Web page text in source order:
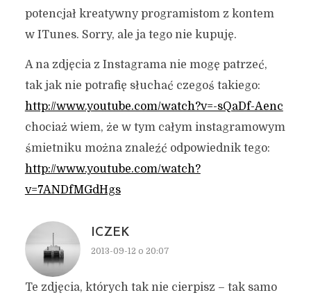
potencjał kreatywny programistom z kontem
w ITunes. Sorry, ale ja tego nie kupuję.
A na zdjęcia z Instagrama nie mogę patrzeć,
tak jak nie potrafię słuchać czegoś takiego:
http://www.youtube.com/watch?v=-sQaDf-Aenc
chociaż wiem, że w tym całym instagramowym
śmietniku można znaleźć odpowiednik tego:
http://www.youtube.com/watch?
v=7ANDfMGdHgs
ICZEK
2013-09-12 o 20:07
Te zdjęcia, których tak nie cierpisz – tak samo